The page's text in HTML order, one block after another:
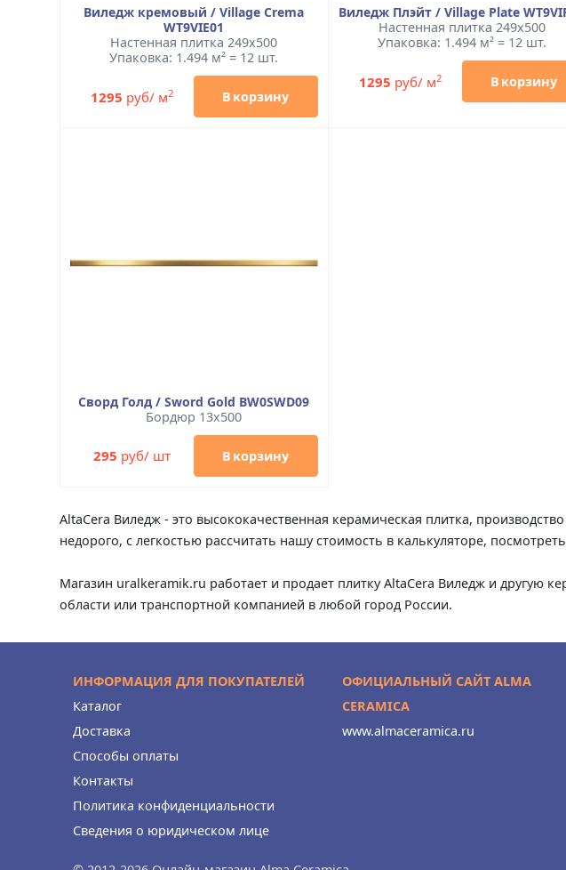
Виледж кремовый / Village Crema
WT9VIE01
Настенная плитка 249x500
Упаковка: 1.494 м² = 12 шт.
1295 руб/ м2 В корзину
Виледж Плэйт / Village Plate
Настенная плитка 249x500
Упаковка: 1.494 м² = 12 шт.
1295 руб/ м2 В корзину
Сворд Голд / Sword Gold BW0SWD09
Бордюр 13x500
295 руб/ шт В корзину
AltaCera Виледж - это высококачественная керамическая плитка,
недорого, с легкостью рассчитать нашу стоимость в калькуляторе,
Магазин uralkeramik.ru работает и продает плитку AltaCera Виледж и другую
области или транспортной компанией в любой город России.
ИНФОРМАЦИЯ ДЛЯ ПОКУПАТЕЛЕЙ
Каталог
Доставка
Способы оплаты
Контакты
Политика конфиденциальности
Сведения о юридическом лице
ОФИЦИАЛЬНЫЙ САЙТ ALMA
CERAMICA
www.almaceramica.ru